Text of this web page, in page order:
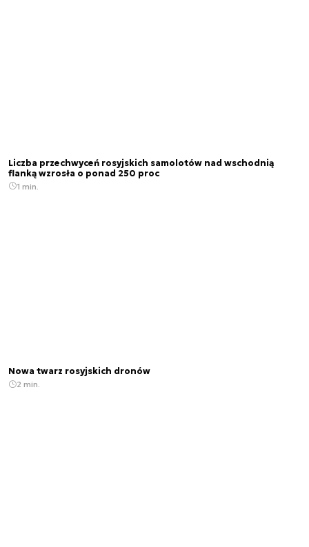
Liczba przechwyceń rosyjskich samolotów nad wschodnią
flanką wzrosła o ponad 250 proc
1 min.
Nowa twarz rosyjskich dronów
2 min.